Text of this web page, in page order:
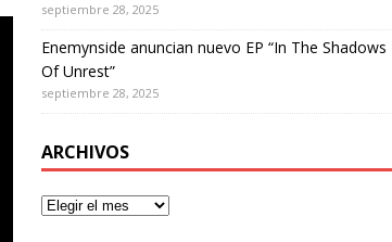
septiembre 28, 2025
Enemynside anuncian nuevo EP “In The Shadows
Of Unrest”
septiembre 28, 2025
ARCHIVOS